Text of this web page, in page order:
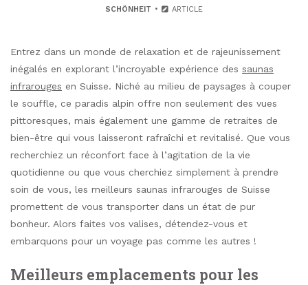
SCHÖNHEIT ARTICLE
Entrez dans un monde de relaxation et de rajeunissement
inégalés en explorant l’incroyable expérience des saunas
infrarouges en Suisse. Niché au milieu de paysages à couper
le souffle, ce paradis alpin offre non seulement des vues
pittoresques, mais également une gamme de retraites de
bien-être qui vous laisseront rafraîchi et revitalisé. Que vous
recherchiez un réconfort face à l’agitation de la vie
quotidienne ou que vous cherchiez simplement à prendre
soin de vous, les meilleurs saunas infrarouges de Suisse
promettent de vous transporter dans un état de pur
bonheur. Alors faites vos valises, détendez-vous et
embarquons pour un voyage pas comme les autres !
Meilleurs emplacements pour les